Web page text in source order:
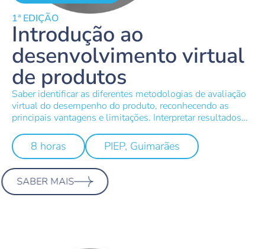
1ª EDIÇÃO
Introdução ao
desenvolvimento virtual
de produtos
Saber identificar as diferentes metodologias de avaliação
virtual do desempenho do produto, reconhecendo as
principais vantagens e limitações. Interpretar resultados
comportamento mecânico estático de produtos.
8 horas PIEP, Guimarães
SABER MAIS